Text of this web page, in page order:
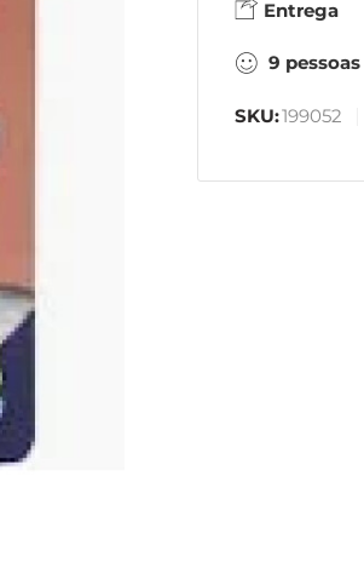
Entrega
9 pessoas
SKU:199052